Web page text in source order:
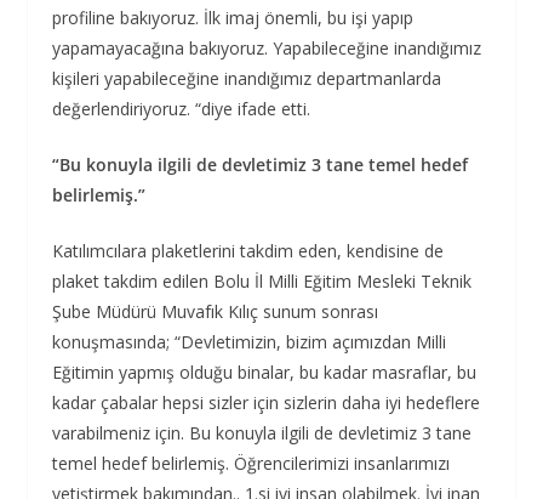
profiline bakıyoruz. İlk imaj önemli, bu işi yapıp
yapamayacağına bakıyoruz. Yapabileceğine inandığımız
kişileri yapabileceğine inandığımız departmanlarda
değerlendiriyoruz. “diye ifade etti.
“Bu konuyla ilgili de devletimiz 3 tane temel hedef
belirlemiş.”
Katılımcılara plaketlerini takdim eden, kendisine de
plaket takdim edilen Bolu İl Milli Eğitim Mesleki Teknik
Şube Müdürü Muvafık Kılıç sunum sonrası
konuşmasında; “Devletimizin, bizim açımızdan Milli
Eğitimin yapmış olduğu binalar, bu kadar masraflar, bu
kadar çabalar hepsi sizler için sizlerin daha iyi hedeflere
varabilmeniz için. Bu konuyla ilgili de devletimiz 3 tane
temel hedef belirlemiş. Öğrencilerimizi insanlarımızı
yetiştirmek bakımından.. 1.si iyi insan olabilmek. İyi inan